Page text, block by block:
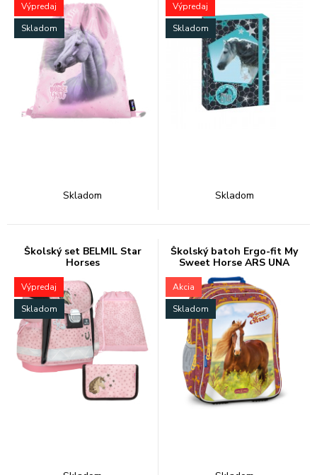
Výpredaj
Skladom
Skladom
Výpredaj
Skladom
Skladom
Školský set BELMIL Star
Horses
Výpredaj
Skladom
Školský batoh Ergo-fit My
Sweet Horse ARS UNA
Akcia
Skladom